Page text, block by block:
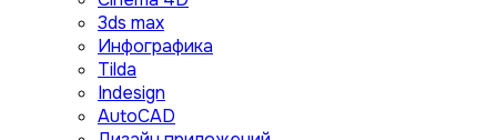
3ds max
Инфографика
Tilda
Indesign
AutoCAD